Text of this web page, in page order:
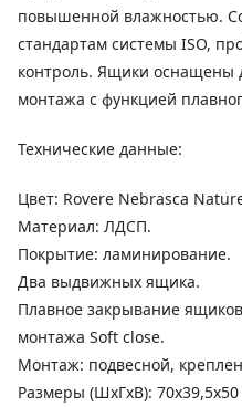
повышенной влажностью.
стандартам системы ISO,
контроль. Ящики оснащены
монтажа с функцией
Технические данные:
Цвет: Rovere Nebrasca
Материал: ЛДСП.
Покрытие: ламинирование.
Два выдвижных ящика.
Плавное закрывание
монтажа Soft close.
Монтаж: подвесной,
Размеры (ШхГхВ): 70х39,5х50